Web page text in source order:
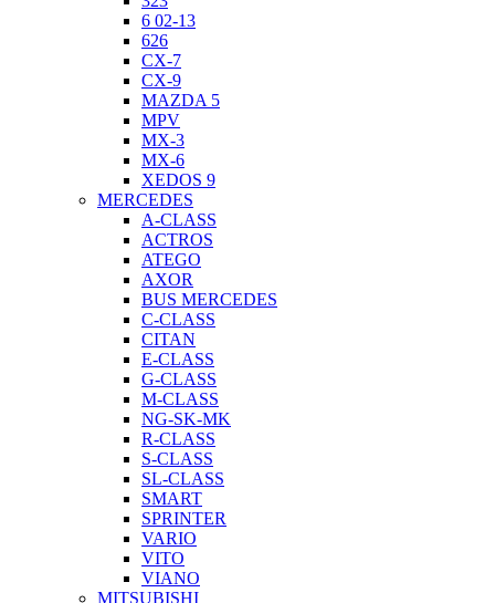
6 02-13
626
CX-7
CX-9
MAZDA 5
MPV
MX-3
MX-6
XEDOS 9
MERCEDES
A-CLASS
ACTROS
ATEGO
AXOR
BUS MERCEDES
C-CLASS
CITAN
E-CLASS
G-CLASS
M-CLASS
NG-SK-MK
R-CLASS
S-CLASS
SL-CLASS
SMART
SPRINTER
VARIO
VITO
VIANO
MITSUBISHI